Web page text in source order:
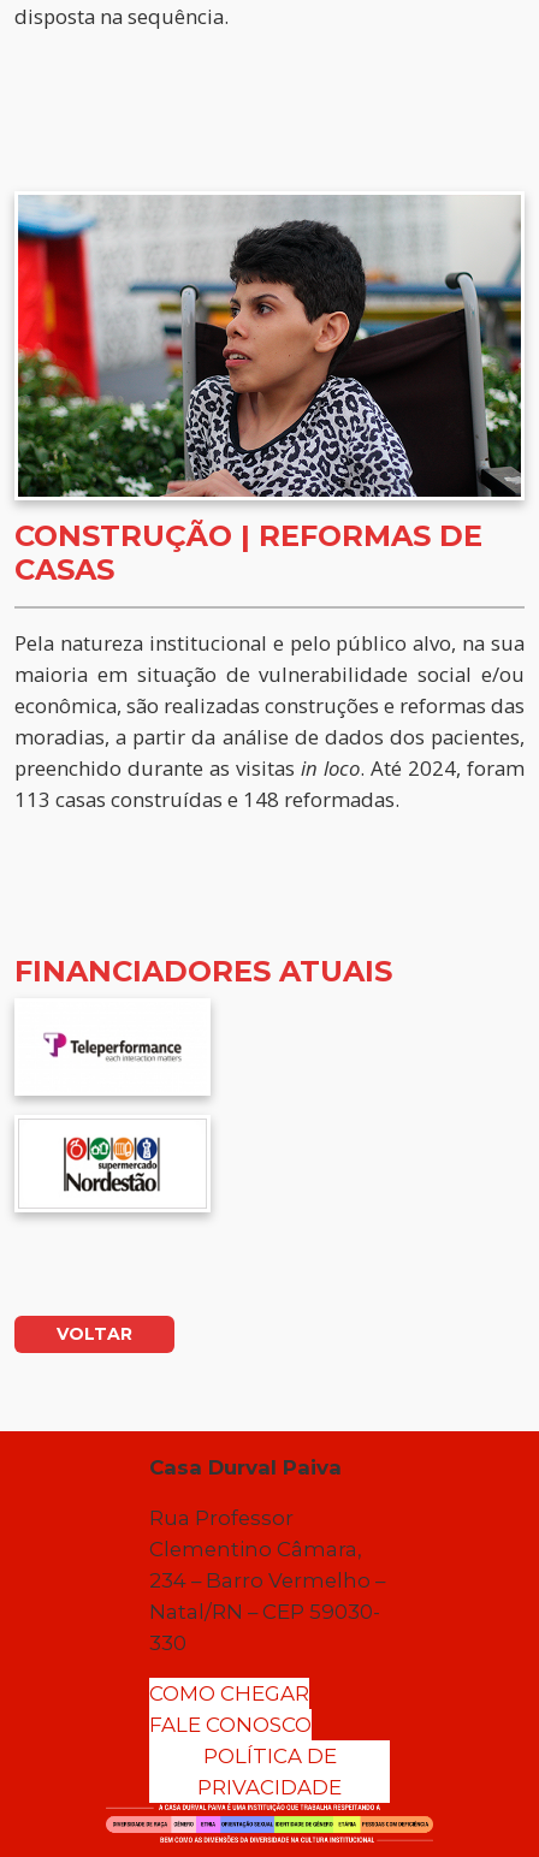
disposta na sequência.
CONSTRUÇÃO | REFORMAS DE
CASAS
Pela natureza institucional e pelo público alvo, na sua
maioria em situação de vulnerabilidade social e/ou
econômica, são realizadas construções e reformas das
moradias, a partir da análise de dados dos pacientes,
preenchido durante as visitas in loco. Até 2024, foram
113 casas construídas e 148 reformadas.
FINANCIADORES ATUAIS
VOLTAR
Casa Durval Paiva
Rua Professor
Clementino Câmara,
234 – Barro Vermelho –
Natal/RN – CEP 59030-
330
COMO CHEGAR
FALE CONOSCO
POLÍTICA DE
PRIVACIDADE